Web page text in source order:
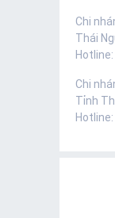
Chi
Thái
Hotline:
Chi
Tỉnh
Hotline: